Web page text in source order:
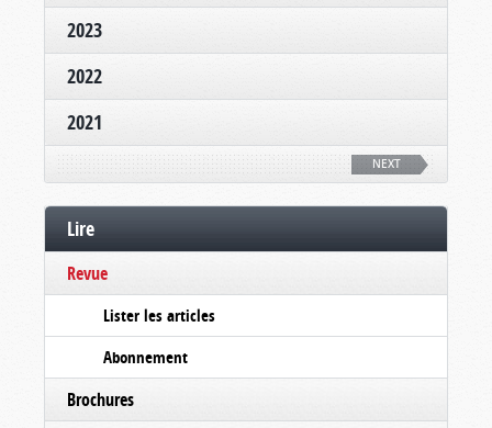
2023
2022
2021
NEXT
Lire
Revue
Lister les articles
Abonnement
Brochures